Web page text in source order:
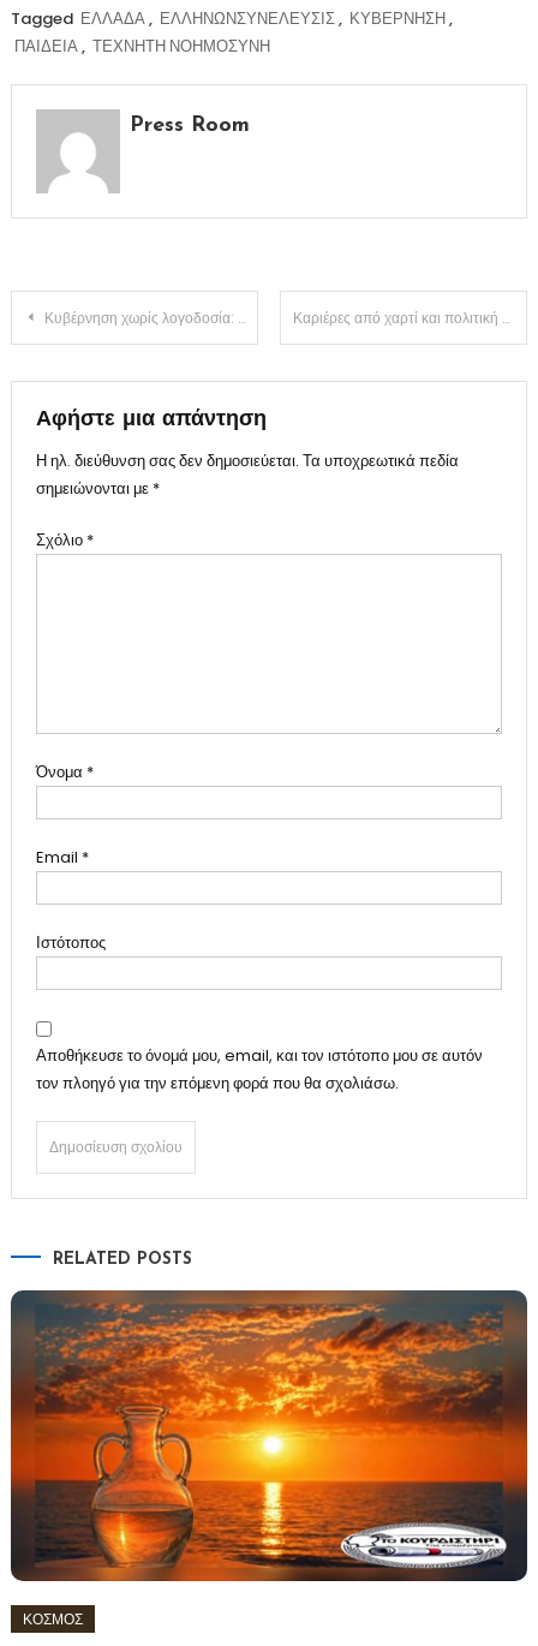
Tagged ΕΛΛΑΔΑ, ΕΛΛΗΝΩΝΣΥΝΕΛΕΥΣΙΣ, ΚΥΒΕΡΝΗΣΗ,
ΠΑΙΔΕΙΑ, ΤΕΧΝΗΤΗ ΝΟΗΜΟΣΥΝΗ
Press Room
Πλοήγηση
Κυβέρνηση χωρίς λογοδοσία: Η πραγματικότητα πίσω από τον Κυριάκο Μητσοτάκη Καριέρες από χαρτί και πολιτική χωρίς έργο
Αφήστε μια απάντηση
Η ηλ. διεύθυνση σας δεν δημοσιεύεται. Τα υποχρεωτικά πεδία
σημειώνονται με *
Σχόλιο *
Όνομα *
Email *
Ιστότοπος
Αποθήκευσε το όνομά μου, email, και τον ιστότοπο μου σε αυτόν
τον πλοηγό για την επόμενη φορά που θα σχολιάσω.
RELATED POSTS
ΚΟΣΜΟΣ